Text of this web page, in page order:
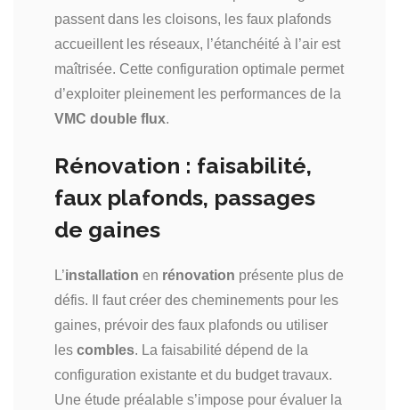
passent dans les cloisons, les faux plafonds
accueillent les réseaux, l’étanchéité à l’air est
maîtrisée. Cette configuration optimale permet
d’exploiter pleinement les performances de la
VMC double flux.
Rénovation : faisabilité,
faux plafonds, passages
de gaines
L’installation en rénovation présente plus de
défis. Il faut créer des cheminements pour les
gaines, prévoir des faux plafonds ou utiliser
les combles. La faisabilité dépend de la
configuration existante et du budget travaux.
Une étude préalable s’impose pour évaluer la